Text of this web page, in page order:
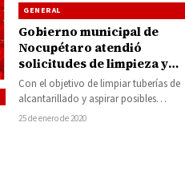
GENERAL
Gobierno municipal de
Nocupétaro atendió
solicitudes de limpieza y
desazolve de drenaje en
instituciones educativas
Con el objetivo de limpiar tuberías de
alcantarillado y aspirar posibles
materiales causantes de bloqueos,
25 de enero de 2020